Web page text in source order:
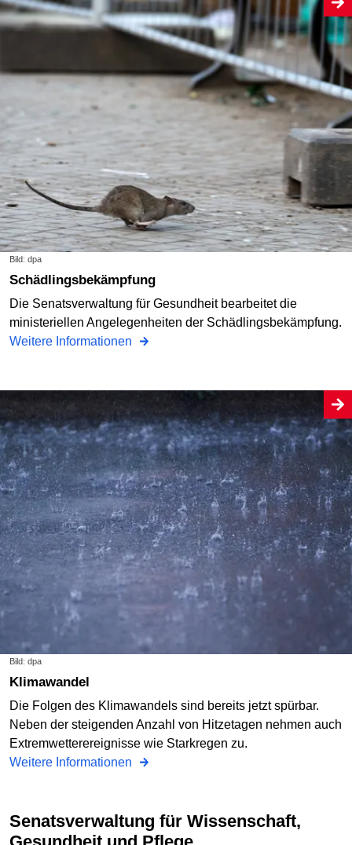
Bild: dpa
Schädlingsbekämpfung
Die Senatsverwaltung für Gesundheit bearbeitet die
ministeriellen Angelegenheiten der Schädlingsbekämpfung.
Weitere Informationen
Bild: dpa
Klimawandel
Die Folgen des Klimawandels sind bereits jetzt spürbar.
Neben der steigenden Anzahl von Hitzetagen nehmen auch
Extremwetterereignisse wie Starkregen zu.
Weitere Informationen
Senatsverwaltung für Wissenschaft,